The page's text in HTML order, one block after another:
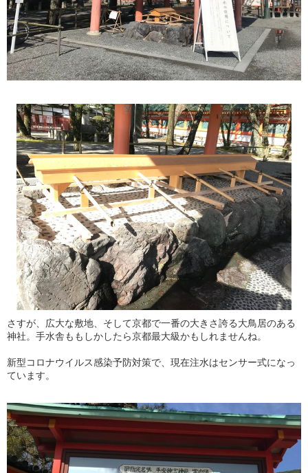
さすが、広大な敷地、そして京都で一番の大きさ誇る大鳥居のある
神社。手水舎ももしかしたら京都最大級かもしれませんね。
新型コロナウイルス感染予防対策で、現在注水はセンサー式になっ
ています。